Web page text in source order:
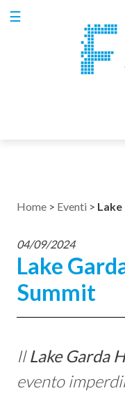
☰
Per
Formazione
property
management
Consulenza
Home > Eventi >
Lake
Summit
IlLake Garda
evento
04/09/2024